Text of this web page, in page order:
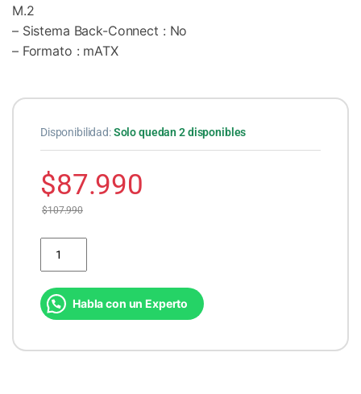
M.2
– Sistema Back-Connect : No
– Formato : mATX
Disponibilidad:Solo quedan 2 disponibles
$87.990
$107.990
Habla con un Experto